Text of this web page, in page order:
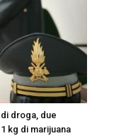
droga, due
kg di marijuana